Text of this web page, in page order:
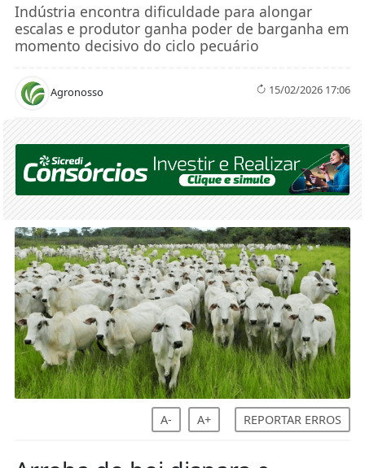
Indústria encontra dificuldade para alongar
escalas e produtor ganha poder de barganha em
momento decisivo do ciclo pecuário
Agronosso 15/02/2026 17:06
A- A+ REPORTAR ERROS